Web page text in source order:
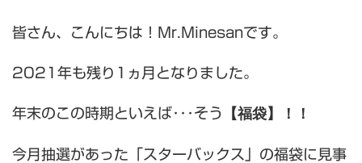
皆さん、こんにちは！Mr.Minesanです。
2021年も残り1ヵ月となりました。
年末のこの時期といえば･･･そう 【福袋】！！
今月抽選があった「スターバックス」の福袋に見事